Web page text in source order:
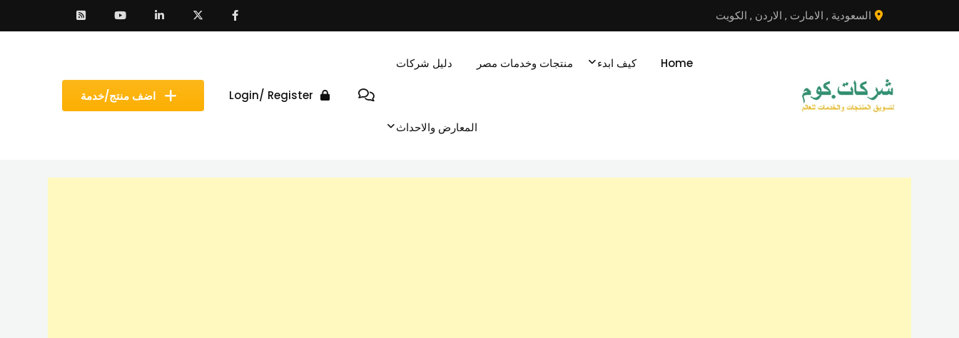
إلى
السعودية , الامارت , الاردن , الكويت
اضف منتج/خدمة Login/ Register
Home كيف ابدء منتجات وخدمات مصر دليل شركات
المعارض والاحداث